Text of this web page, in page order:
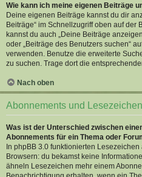
Wie kann ich meine eigenen Beiträge
Deine eigenen Beiträge kannst du dir
Beiträge“ im Schnellzugriff oben auf der
kannst du auch „Deine Beiträge
oder „Beiträge des Benutzers suchen“
verwenden. Benutze die erweiterte
zu suchen. Trage dort die
Nach oben
Abonnements und Lesezeichen
Was ist der Unterschied zwischen
Abonnements für ein Thema oder
In phpBB 3.0 funktionierten
Browsern: du bekamst keine
ähneln Lesezeichen mehr einem